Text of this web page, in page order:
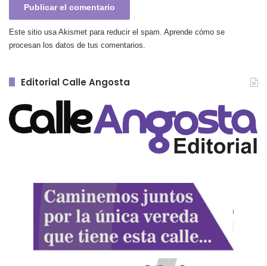
Este sitio usa Akismet para reducir el spam. Aprende cómo se
procesan los datos de tus comentarios.
Editorial Calle Angosta